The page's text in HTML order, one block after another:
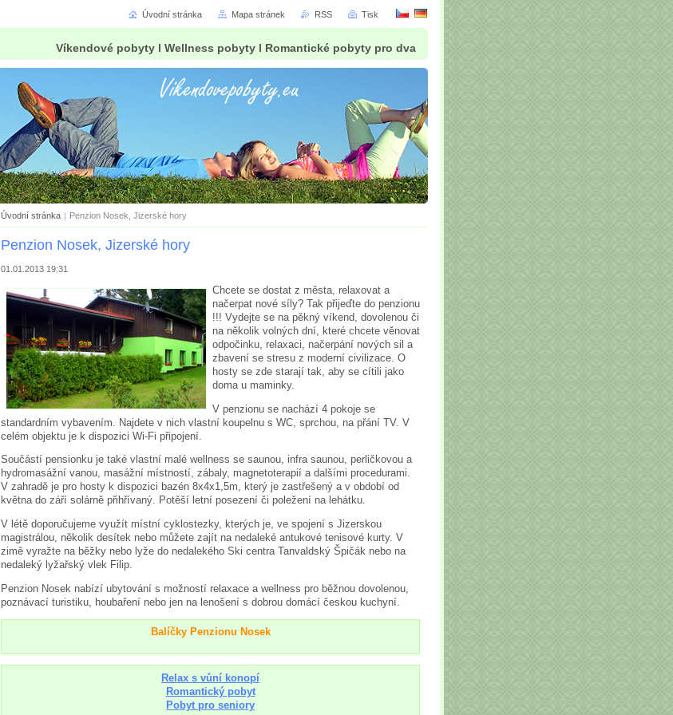
Víkendové pobyty l Wellness pobyty l Romantické pobyty pro dva
Úvodní stránka | Penzion Nosek, Jizerské hory
Penzion Nosek, Jizerské hory
01.01.2013 19:31
Chcete se dostat z města, relaxovat a
načerpat nové síly? Tak přijeďte do penzionu
!!! Vydejte se na pěkný víkend, dovolenou či
na několik volných dní, které chcete věnovat
odpočinku, relaxaci, načerpání nových sil a
zbavení se stresu z moderní civilizace. O
hosty se zde starají tak, aby se cítili jako
doma u maminky.
V penzionu se nachází 4 pokoje se
standardním vybavením. Najdete v nich vlastní koupelnu s WC, sprchou, na přání TV. V
celém objektu je k dispozici Wi-Fi připojení.
Součástí pensionku je také vlastní malé wellness se saunou, infra saunou, perličkovou a
hydromasážní vanou, masážní místností, zábaly, magnetoterapií a dalšími procedurami.
V zahradě je pro hosty k dispozici bazén 8x4x1,5m, který je zastřešený a v období od
května do září solárně přihřívaný. Potěší letní posezení či poležení na lehátku.
V létě doporučujeme využít místní cyklostezky, kterých je, ve spojení s Jizerskou
magistrálou, několik desítek nebo můžete zajít na nedaleké antukové tenisové kurty. V
zimě vyražte na běžky nebo lyže do nedalekého Ski centra Tanvaldský Špičák nebo na
nedaleký lyžařský vlek Filip.
Penzion Nosek nabízí ubytování s možností relaxace a wellness pro běžnou dovolenou,
poznávací turistiku, houbaření nebo jen na lenošení s dobrou domácí českou kuchyní.
Balíčky Penzionu Nosek
Relax s vůní konopí
Romantický pobyt
Pobyt pro seniory
Úvodní stránka Mapa stránek RSS Tisk